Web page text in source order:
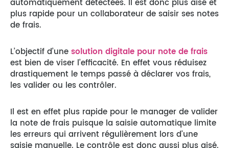
automatiquement détectées. Il est donc plus aisé et
plus rapide pour un collaborateur de saisir ses notes
de frais.
L’objectif d’une solution digitale pour note de frais
est bien de viser l’efficacité. En effet vous réduisez
drastiquement le temps passé à déclarer vos frais,
les valider ou les contrôler.
Il est en effet plus rapide pour le manager de valider
la note de frais puisque la saisie automatique limite
les erreurs qui arrivent régulièrement lors d’une